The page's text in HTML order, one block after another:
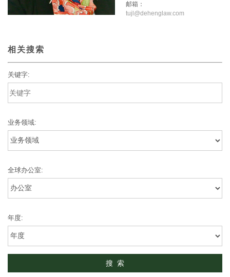
邮箱：
tujl@dehenglaw.com
相关搜索
关键字:
业务领域:
全球办公室:
年度: